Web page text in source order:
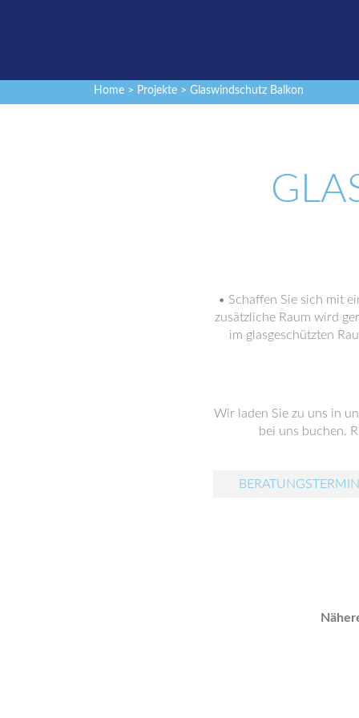
Home > Projekte > Glaswindschutz Balkon
• Schaffen Sie sich mit
zusätzliche Raum wird
im glasgeschützten
Wir laden Sie zu uns in
bei uns buchen.